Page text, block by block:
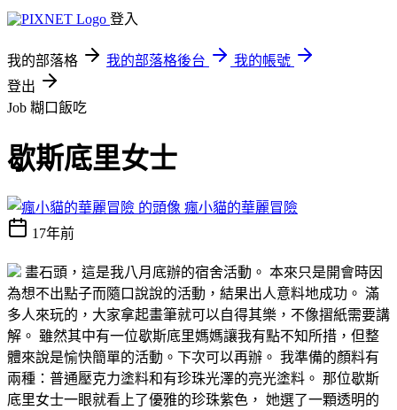
登入
我的部落格 我的部落格後台
我的帳號
登出
Job 糊口飯吃
歇斯底里女士
瘋小貓的華麗冒險
17年前
畫石頭，這是我八月底辦的宿舍活動。 本來只是開會時因
為想不出點子而隨口說說的活動，結果出人意料地成功。 滿
多人來玩的，大家拿起畫筆就可以自得其樂，不像摺紙需要講
解。 雖然其中有一位歇斯底里媽媽讓我有點不知所措，但整
體來說是愉快簡單的活動。下次可以再辦。 我準備的顏料有
兩種：普通壓克力塗料和有珍珠光澤的亮光塗料。 那位歇斯
底里女士一眼就看上了優雅的珍珠紫色， 她選了一顆透明的